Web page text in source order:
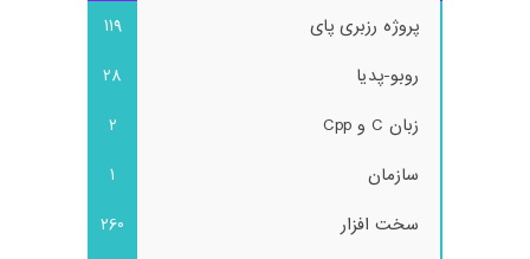
پروژه رزبری پای
119
روبو-پدیا
28
زبان C و Cpp
2
سازمان
1
سخت افزار
260